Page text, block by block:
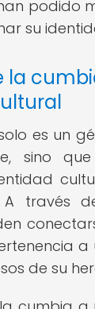
podido
su
la
es un
sino
A través
de su